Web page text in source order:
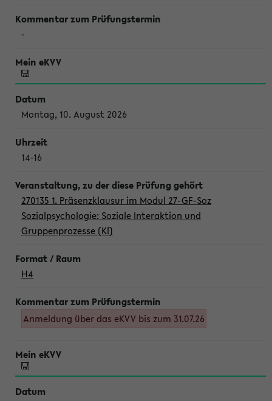
-
Montag, 10. August 2026
14-16
270135 1. Präsenzklausur im Modul 27-GF-Soz
Sozialpsychologie: Soziale Interaktion und
Gruppenprozesse (Kl)
H4
Anmeldung über das eKVV bis zum 31.07.26